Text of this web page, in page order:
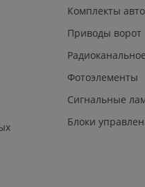
Комплекты
Приводы ворот
Фотоэлементы
Сигнальные
Блоки